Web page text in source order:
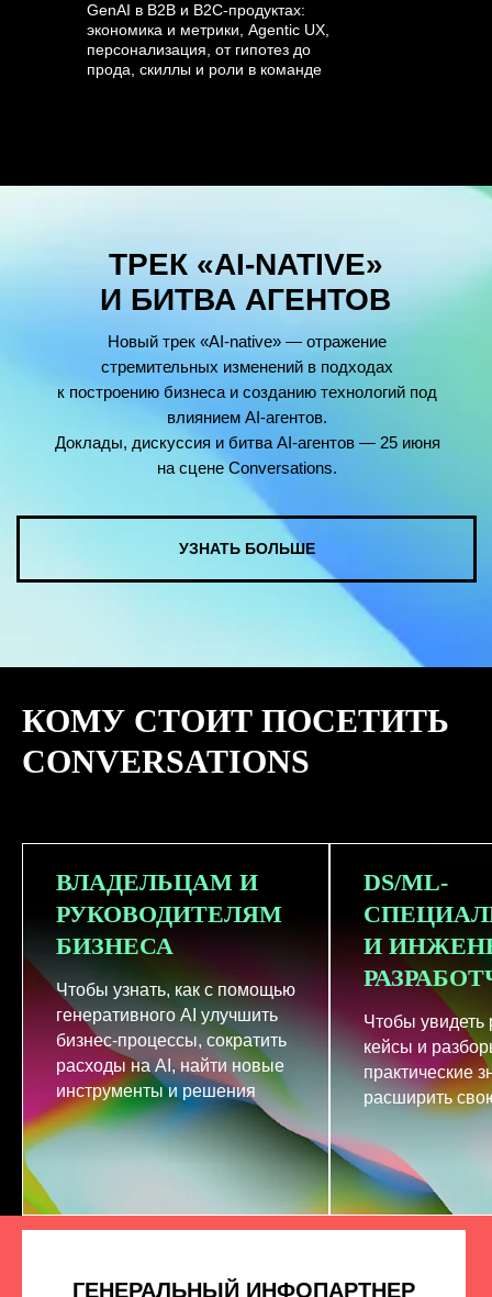
GenAI в B2B и B2C-продуктах:
экономика и метрики, Agentic UX,
персонализация, от гипотез до
прода, скиллы и роли в команде
КОМУ СТОИТ ПОСЕТИТЬ
CONVERSATIONS
ВЛАДЕЛЬЦАМ И
РУКОВОДИТЕЛЯМ
БИЗНЕСА
Чтобы узнать, как с помощью
генеративного AI улучшить
бизнес-процессы, сократить
расходы на AI, найти новые
инструменты и решения
DS/ML-
И
Чтобы увидеть
кейсы и
практические
расширить